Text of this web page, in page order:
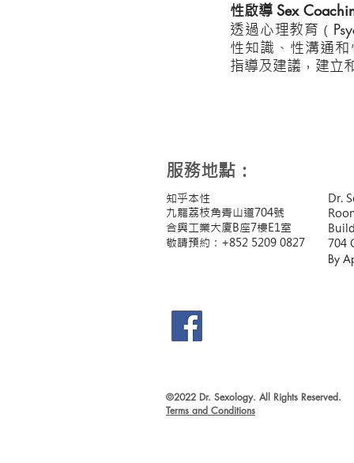
性啟導 Sex
透過心理教育 （
性知識、性溝通
指導及建議，建立
​服務地點：
知乎本性
九龍荔枝角青山道704號
合興工業大廈B座7樓E1室
敬請預約：+852 5209 0827
Dr.
704
By
©2022 Dr. Sexology. All Rights Reserved.
Terms and Conditions